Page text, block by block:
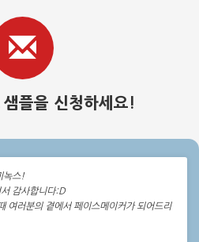
플을 신청하세요!
녹스!
감사합니다:D
여러분의 곁에서 페이스메이커가 되어드리